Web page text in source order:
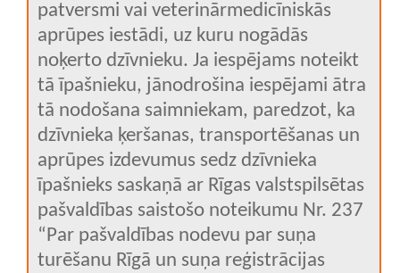
patversmi vai veterinārmedicīniskās
aprūpes iestādi, uz kuru nogādās
noķerto dzīvnieku. Ja iespējams noteikt
tā īpašnieku, jānodrošina iespējami ātra
tā nodošana saimniekam, paredzot, ka
dzīvnieka ķeršanas, transportēšanas un
aprūpes izdevumus sedz dzīvnieka
īpašnieks saskaņā ar Rīgas valstspilsētas
pašvaldības saistošo noteikumu Nr. 237
“Par pašvaldības nodevu par suņa
turēšanu Rīgā un suņa reģistrācijas